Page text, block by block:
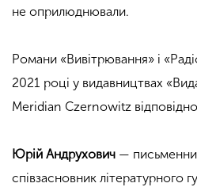
не оприлюднювали.
Романи «Вивітрювання» і
2021 році у видавництвах
Meridian Czernowitz
Юрій Андрухович —
співзасновник літературного